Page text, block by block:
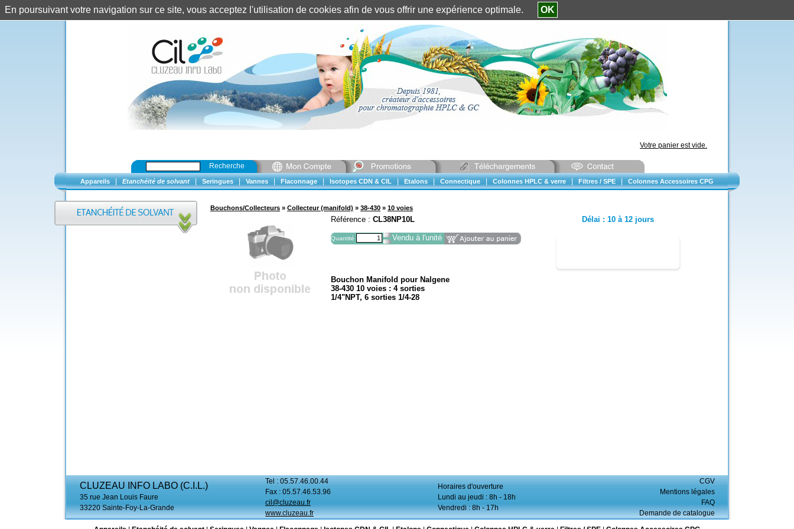
Identification client ||Mon compte
Votre panier est vide.
Recherche
Appareils Etanchéité de solvant Seringues Vannes Flaconnage Isotopes CDN & CIL Etalons Connectique Colonnes HPLC & verre Filtres / SPE Colonnes Accessoires CPG
Bouchons/Collecteurs » Collecteur (manifold) » 38-430 » 10 voies
Référence : CL38NP10L
Quantité Vendu à l'unité
Délai : 10 à 12 jours
Bouchon Manifold pour Nalgene
38-430 10 voies : 4 sorties
1/4"NPT, 6 sorties 1/4-28
CLUZEAU INFO LABO (C.I.L.)
35 rue Jean Louis Faure
33220 Sainte-Foy-La-Grande
Tel : 05.57.46.00.44
Fax : 05.57.46.53.96
cil@cluzeau.fr
www.cluzeau.fr
Horaires d'ouverture
Lundi au jeudi : 8h - 18h
Vendredi : 8h - 17h
CGV
Mentions légales
FAQ
Demande de catalogue
En poursuivant votre navigation sur ce site, vous acceptez l'utilisation de cookies afin de vous offrir une expérience optimale. OK